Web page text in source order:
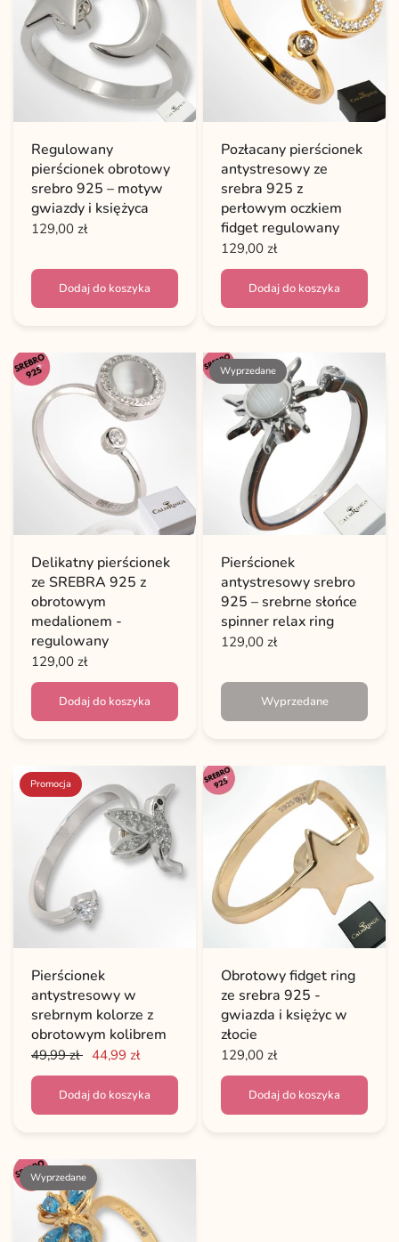
Regulowany
pierścionek obrotowy
srebro 925 – motyw
gwiazdy i księżyca
129,00 zł
Dodaj do koszyka
Pozłacany pierścionek
antystresowy ze
srebra 925 z
perłowym oczkiem
fidget regulowany
129,00 zł
Dodaj do koszyka
Delikatny pierścionek
ze SREBRA 925 z
obrotowym
medalionem -
regulowany
129,00 zł
Dodaj do koszyka
Wyprzedane
Pierścionek
antystresowy srebro
925 – srebrne słońce
spinner relax ring
129,00 zł
Wyprzedane
Promocja
Pierścionek
antystresowy w
srebrnym kolorze z
obrotowym kolibrem
49,99 zł 44,99 zł
Dodaj do koszyka
Obrotowy fidget ring
ze srebra 925 -
gwiazda i księżyc w
złocie
129,00 zł
Dodaj do koszyka
Wyprzedane